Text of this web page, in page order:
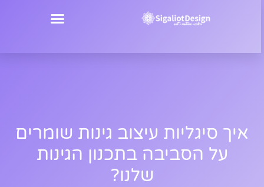
איך סיגליות עיצוב גינות שומרים
על הסביבה בתכנון הגינות
שלנו?